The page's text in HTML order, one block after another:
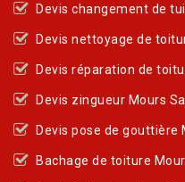
Devis changement de
Devis nettoyage de
Devis réparation de
Devis zingueur Mours
Devis pose de gouttière
Bachage de toiture